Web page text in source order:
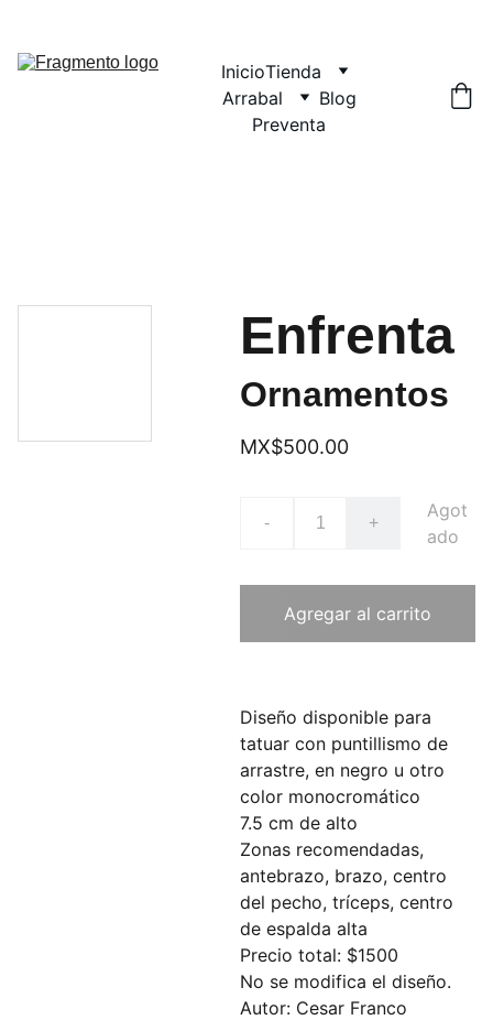
InicioTienda
Arrabal
Blog
Preventa
Enfrenta
Ornamentos
MX$500.00
- +
Agot
ado
Agregar al carrito
Diseño disponible para
tatuar con puntillismo de
arrastre, en negro u otro
color monocromático
7.5 cm de alto
Zonas recomendadas,
antebrazo, brazo, centro
del pecho, tríceps, centro
de espalda alta
Precio total: $1500
No se modifica el diseño.
Autor: Cesar Franco